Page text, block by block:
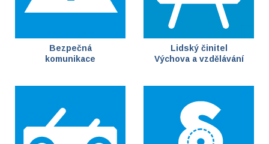
Bezpečná
komunikace
Lidský činitel
Výchova a vzdělávání